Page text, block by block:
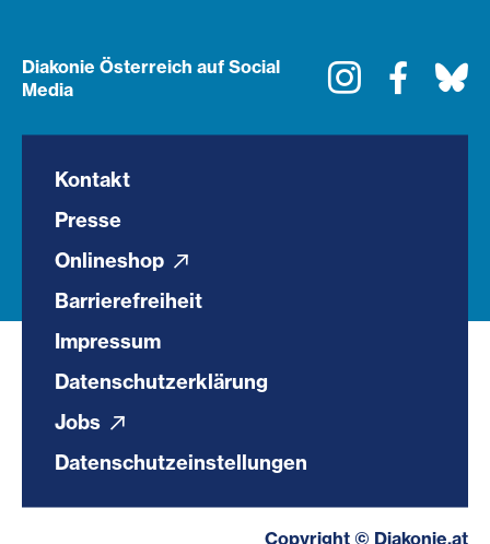
Diakonie Österreich auf Social
Media
Instagram
Kontakt
Presse
Onlineshop
Barrierefreiheit
Impressum
Datenschutzerklärung
Jobs
Datenschutzeinstellungen
Copyright © Diakonie.at